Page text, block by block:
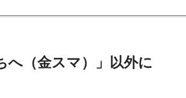
へ（金スマ）」以外に